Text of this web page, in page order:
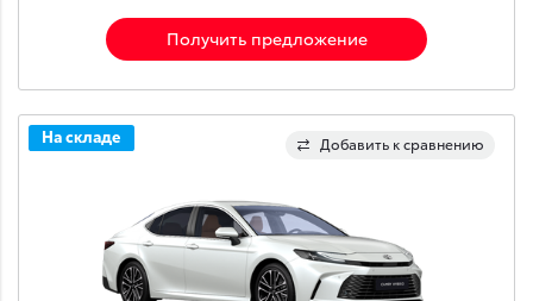
Получить предложение
Добавить к сравнению
На складе